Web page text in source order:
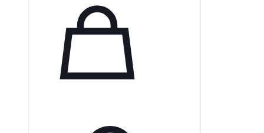
коррекции частей протезов, таких
как композиты, фарфор или
металл. Он доступен в различных
размерах зерна, соответствующих
специфическим процедурам.